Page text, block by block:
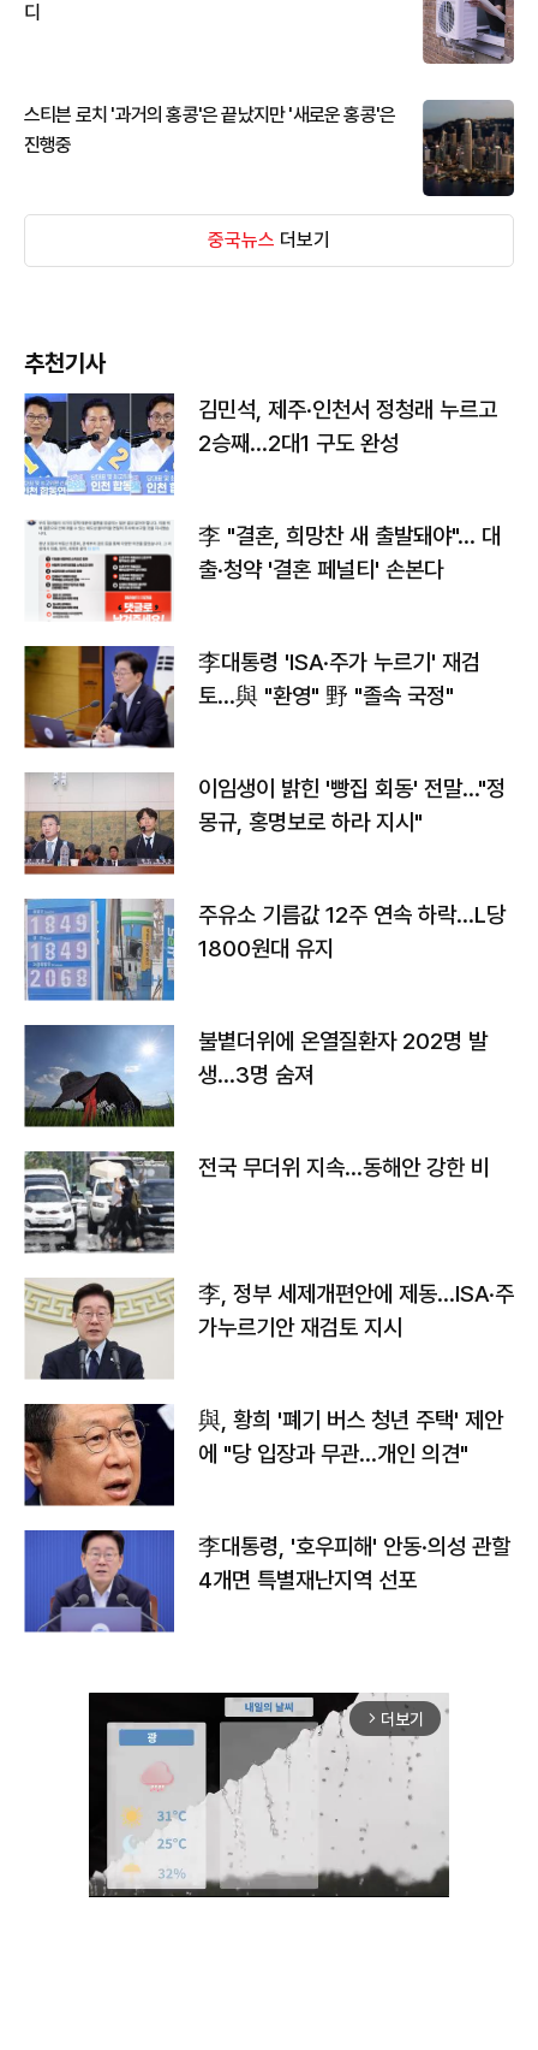
디
스티븐 로치 '과거의 홍콩'은 끝났지만 '새로운 홍콩'은
진행중
중국뉴스 더보기
추천기사
김민석, 제주·인천서 정청래 누르고
2승째…2대1 구도 완성
李 "결혼, 희망찬 새 출발돼야"… 대
출·청약 '결혼 페널티' 손본다
李대통령 'ISA·주가 누르기' 재검
토…與 "환영" 野 "졸속 국정"
이임생이 밝힌 '빵집 회동' 전말…"정
몽규, 홍명보로 하라 지시"
주유소 기름값 12주 연속 하락…L당
1800원대 유지
불볕더위에 온열질환자 202명 발
생…3명 숨져
전국 무더위 지속…동해안 강한 비
李, 정부 세제개편안에 제동…ISA·주
가누르기안 재검토 지시
與, 황희 '폐기 버스 청년 주택' 제안
에 "당 입장과 무관…개인 의견"
李대통령, '호우피해' 안동·의성 관할
4개면 특별재난지역 선포
arrow_forward_ios 더보기